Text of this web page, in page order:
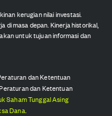
kerugian nilai investasi.
di masa depan. Kinerja historikal,
untuk tujuan informasi dan
dan Ketentuan
dan Ketentuan
Saham Tunggal Asing
Dana